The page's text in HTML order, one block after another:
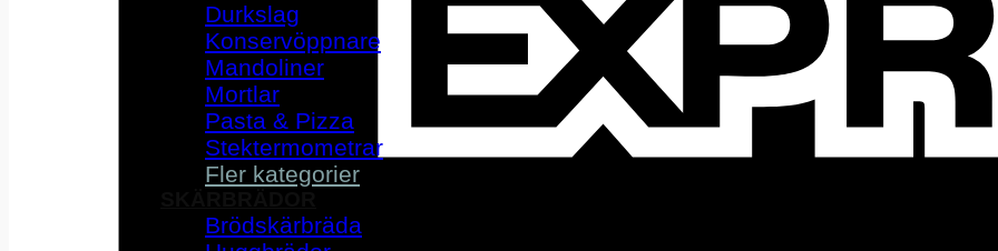
Durkslag
Konservöppnare
Mandoliner
Mortlar
Pasta & Pizza
Stektermometrar
Fler kategorier
Brödskärbräda